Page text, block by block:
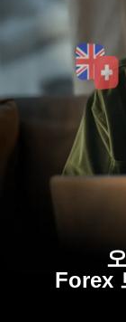
Forex